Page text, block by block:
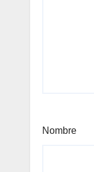
Nombre